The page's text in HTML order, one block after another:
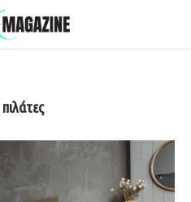
πιλάτες